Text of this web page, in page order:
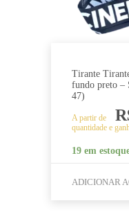
Tirante
fundo preto –
47)
A partir de
quantidade e
19 em
ADICIONAR